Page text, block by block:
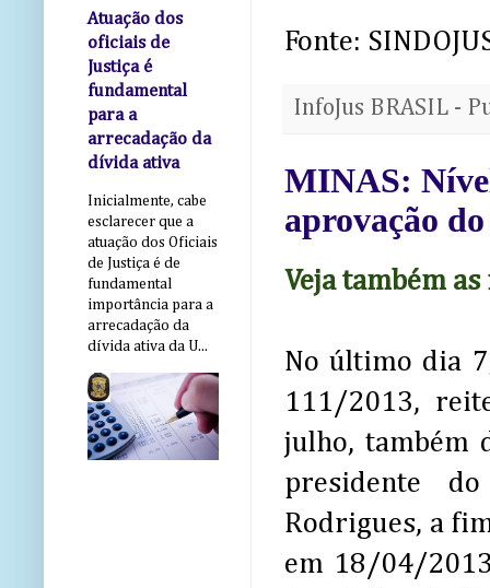
Fonte:
InfoJus BRASIL -
MINAS:
aprovação
Veja também
No último dia
111/2013,
julho, também
presidente
Rodrigues, a
em 18/04/
Atuação dos
oficiais de
Justiça é
fundamental
para a
arrecadação da
dívida ativa
Inicialmente, cabe
esclarecer que a
atuação dos Oficiais
de Justiça é de
fundamental
importância para a
arrecadação da
dívida ativa da U...